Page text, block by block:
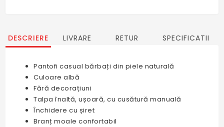
DESCRIERE LIVRARE RETUR SPECIFICATII
Pantofi casual bărbați din piele naturală
Culoare albă
Fără decorațiuni
Talpa înaltă, ușoară, cu cusătură manuală
Închidere cu șiret
Branț moale confortabil